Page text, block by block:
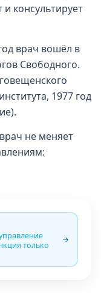
консультирует
врач вошёл в
Свободного.
1977 год
не меняет
только